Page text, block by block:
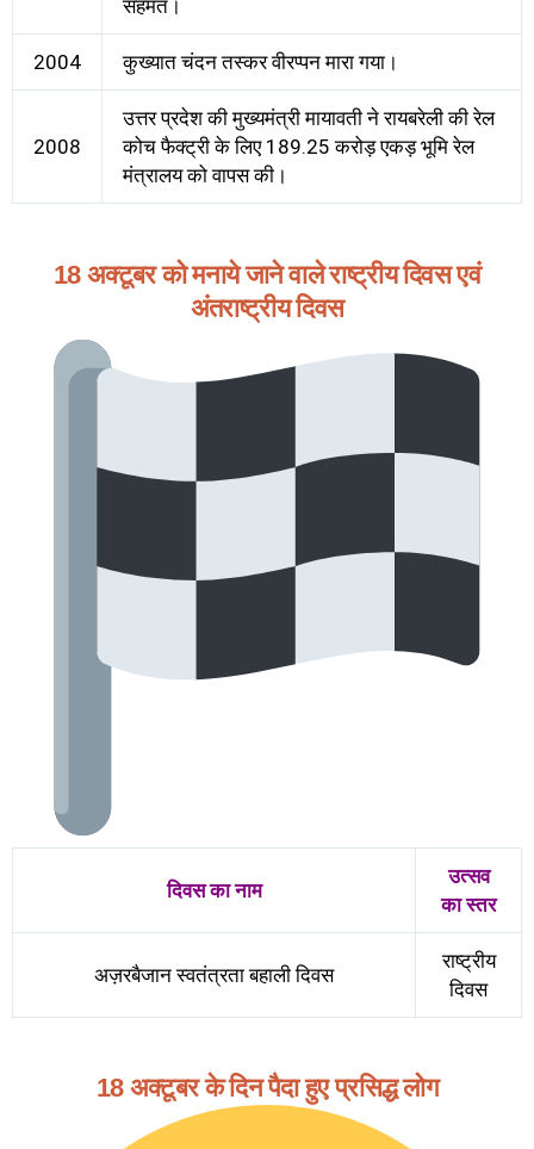
सहमत।
2004 कुख्यात चंदन तस्कर वीरप्पन मारा गया।
2008
उत्तर प्रदेश की मुख्यमंत्री मायावती ने रायबरेली की रेल
कोच फैक्ट्री के लिए 189.25 करोड़ एकड़ भूमि रेल
मंत्रालय को वापस की।
18 अक्टूबर को मनाये जाने वाले राष्ट्रीय दिवस एवं
अंतराष्ट्रीय दिवस
दिवस का नाम
उत्सव
का स्तर
अज़रबैजान स्वतंत्रता बहाली दिवस
राष्ट्रीय
दिवस
18 अक्टूबर के दिन पैदा हुए प्रसिद्ध लोग